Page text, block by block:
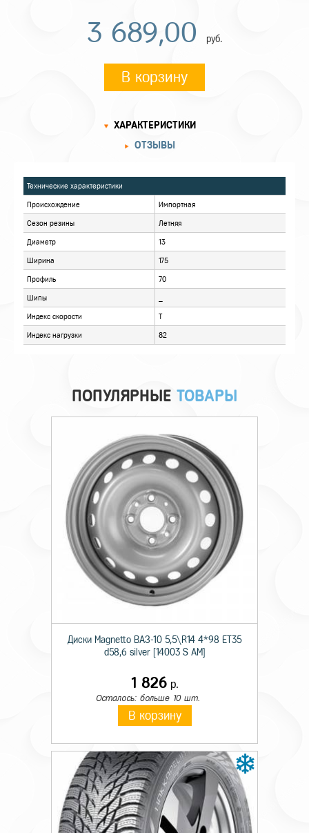
3 689,00 руб.
В корзину
ХАРАКТЕРИСТИКИ
ОТЗЫВЫ
Технические характеристики
Происхождение
Сезон резины Летняя
Индекс скорости T
Индекс нагрузки 82
ПОПУЛЯРНЫЕ ТОВАРЫ
Диски Magnetto ВАЗ-10 5,5\R14 4*98 ET35
d58,6 silver [14003 S AM]
1 826р.
Осталось: больше 10 шт.
В корзину